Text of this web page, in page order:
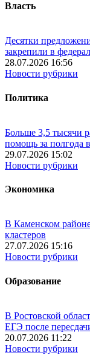
Власть
Десятки
закрепили в
28.07.2026 16:56
Новости рубрики
Политика
Больше 3,5 тысячи
помощь за полгода
29.07.2026 15:02
Новости рубрики
Экономика
В Каменском
кластеров
27.07.2026 15:16
Новости рубрики
Образование
В Ростовской
ЕГЭ после
20.07.2026 11:22
Новости рубрики